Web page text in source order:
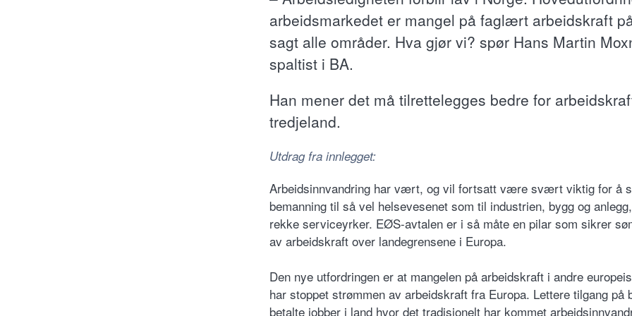
arbeidsmarkedet er mangel på faglært arbeidskraft
sagt alle områder. Hva gjør vi? spør Hans Martin
spaltist i BA.
Han mener det må tilrettelegges bedre for
tredjeland.
Utdrag fra innlegget:
Arbeidsinnvandring har vært, og vil fortsatt være svært viktig for å
bemanning til så vel helsevesenet som til industrien, bygg og
rekke serviceyrker. EØS-avtalen er i så måte en pilar som sikrer
av arbeidskraft over landegrensene i Europa.
Den nye utfordringen er at mangelen på arbeidskraft i andre
har stoppet strømmen av arbeidskraft fra Europa. Lettere tilgang på
betalte jobber i land hvor det tradisjonelt har kommet